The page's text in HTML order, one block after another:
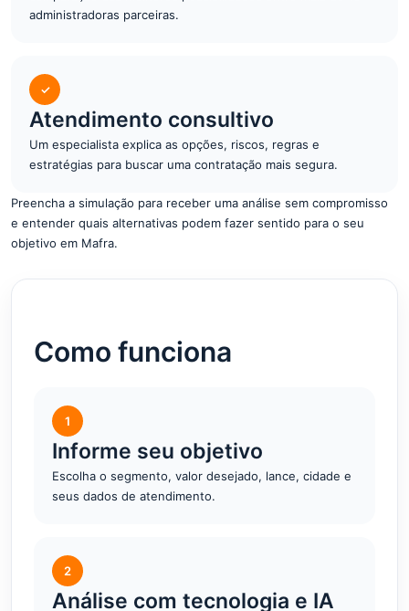
administradoras parceiras.
✓
Atendimento consultivo
Um especialista explica as opções, riscos, regras e
estratégias para buscar uma contratação mais segura.
Preencha a simulação para receber uma análise sem compromisso
e entender quais alternativas podem fazer sentido para o seu
objetivo em Mafra.
Como funciona
1
Informe seu objetivo
Escolha o segmento, valor desejado, lance, cidade e
seus dados de atendimento.
2
Análise com tecnologia e IA